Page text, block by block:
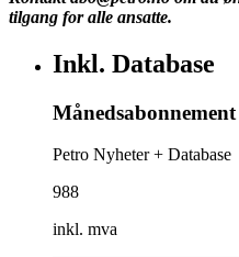
tilgang for alle ansatte.
Inkl. Database
Månedsabonnement
Petro Nyheter + Database
988
inkl. mva